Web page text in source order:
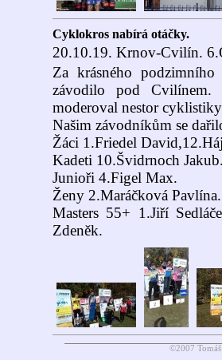
Cyklokros nabírá otáčky.
20.10.19. Krnov-Cvilín.
Za krásného
závodilo pod Cvilínem.
moderoval nestor
Našim závodníkům se
Žáci 1.Friedel
Kadeti 10.Švidrnoch
Junioři 4.Figel Max.
Ženy 2.Maráčková Pavlína.
Masters 55+ 1.Jiří
Zdeněk.
©2007